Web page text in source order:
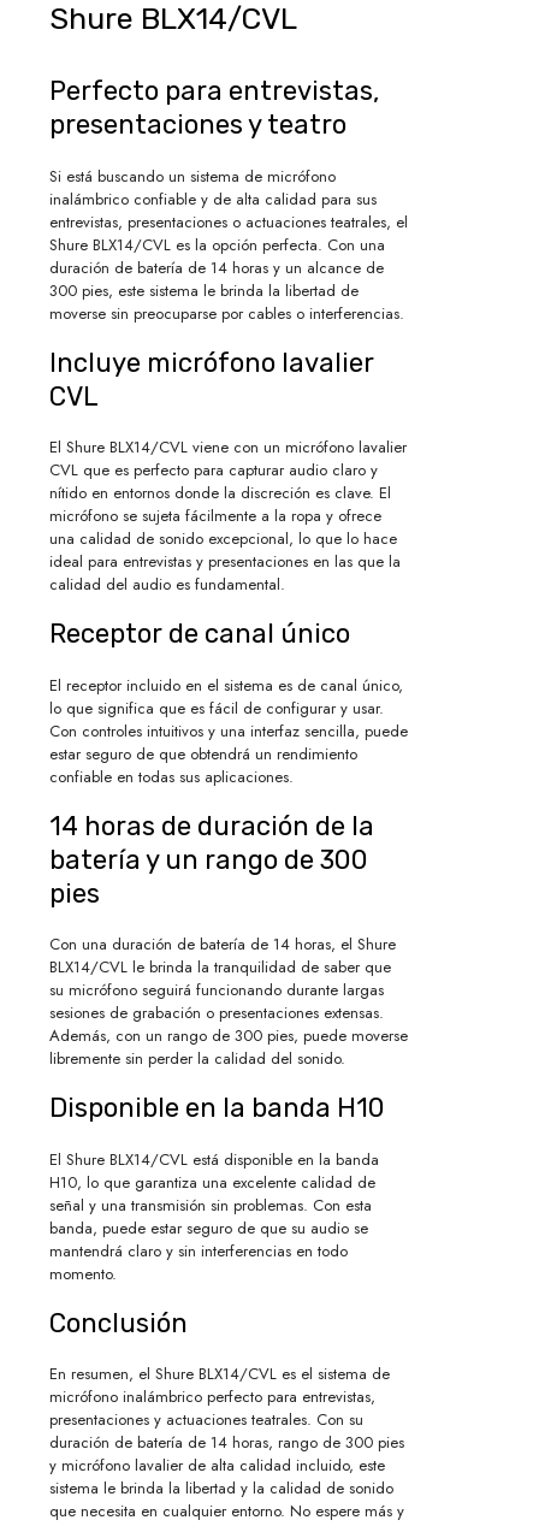
Shure BLX14/CVL
Perfecto para entrevistas,
presentaciones y teatro
Si está buscando un sistema de micrófono
inalámbrico confiable y de alta calidad para sus
entrevistas, presentaciones o actuaciones teatrales, el
Shure BLX14/CVL es la opción perfecta. Con una
duración de batería de 14 horas y un alcance de
300 pies, este sistema le brinda la libertad de
moverse sin preocuparse por cables o interferencias.
Incluye micrófono lavalier
CVL
El Shure BLX14/CVL viene con un micrófono lavalier
CVL que es perfecto para capturar audio claro y
nítido en entornos donde la discreción es clave. El
micrófono se sujeta fácilmente a la ropa y ofrece
una calidad de sonido excepcional, lo que lo hace
ideal para entrevistas y presentaciones en las que la
calidad del audio es fundamental.
Receptor de canal único
El receptor incluido en el sistema es de canal único,
lo que significa que es fácil de configurar y usar.
Con controles intuitivos y una interfaz sencilla, puede
estar seguro de que obtendrá un rendimiento
confiable en todas sus aplicaciones.
14 horas de duración de la
batería y un rango de 300
pies
Con una duración de batería de 14 horas, el Shure
BLX14/CVL le brinda la tranquilidad de saber que
su micrófono seguirá funcionando durante largas
sesiones de grabación o presentaciones extensas.
Además, con un rango de 300 pies, puede moverse
libremente sin perder la calidad del sonido.
Disponible en la banda H10
El Shure BLX14/CVL está disponible en la banda
H10, lo que garantiza una excelente calidad de
señal y una transmisión sin problemas. Con esta
banda, puede estar seguro de que su audio se
mantendrá claro y sin interferencias en todo
momento.
Conclusión
En resumen, el Shure BLX14/CVL es el sistema de
micrófono inalámbrico perfecto para entrevistas,
presentaciones y actuaciones teatrales. Con su
duración de batería de 14 horas, rango de 300 pies
y micrófono lavalier de alta calidad incluido, este
sistema le brinda la libertad y la calidad de sonido
que necesita en cualquier entorno. No espere más y